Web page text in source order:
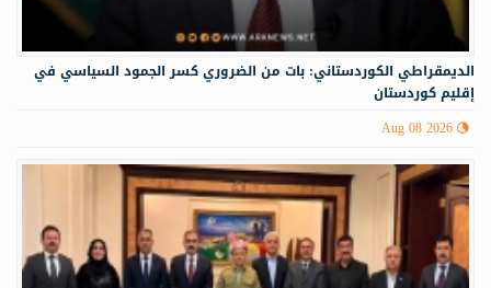
الديمقراطي الكوردستاني: بات من الضروري كسر الجمود السياسي في
إقليم كوردستان
Aug 08 2026